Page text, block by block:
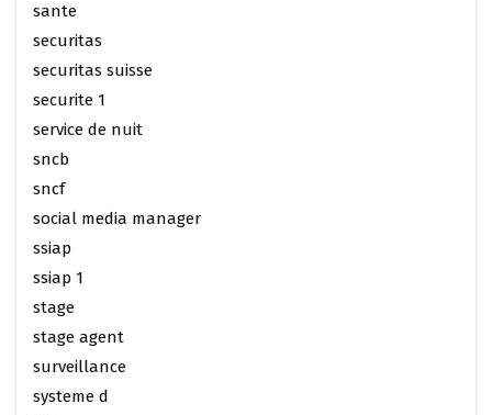
sante
securitas
securitas suisse
securite 1
service de nuit
sncb
sncf
social media manager
ssiap
ssiap 1
stage
stage agent
surveillance
systeme d